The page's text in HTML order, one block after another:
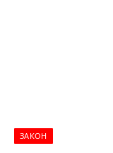
ЗАКОН